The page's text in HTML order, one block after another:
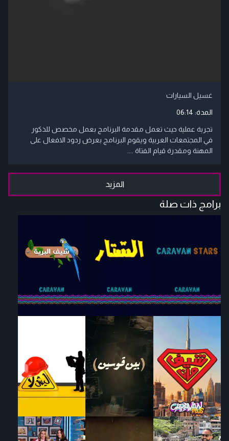
غسيل السيارات
المدة: 06:14
تجربة عملية حيث تعمل مقدمة البرنامج بعمل مخصص للذكور
في المجتمعات العربية ويقوم البرنامج بعرض ردود الافعال على
المهنة ومقدرة قيام الفتاة ....
المزيد
برامج ذات صلة